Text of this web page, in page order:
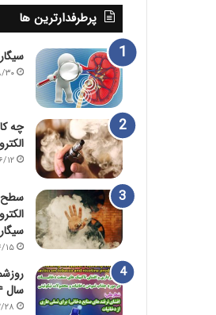
پرطرفدارترین ها
چه
سطح
سال ۱۴۰۴ اعلام شد